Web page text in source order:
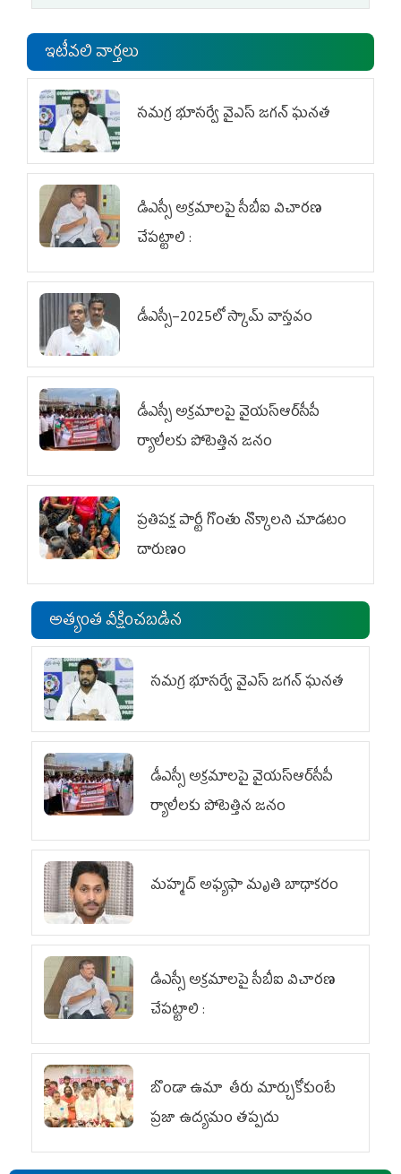
ఇటీవలి వార్తలు
స‌మ‌గ్ర భూస‌ర్వే వైఎస్ జ‌గ‌న్ ఘ‌న‌త
డిఎస్సీ అక్రమాలపై సీబీఐ విచారణ
చేపట్టాలి :
డీఎస్సీ–2025లో స్కామ్‌ వాస్తవం
డీఎస్సీ అక్రమాలపై వైయ‌స్ఆర్‌సీపీ
ర్యాలీలకు పోటెత్తిన జనం
ప్రతిపక్ష పార్టీ గొంతు నొక్కాలని చూడటం
దారుణం
అత్యంత వీక్షించబడిన
స‌మ‌గ్ర భూస‌ర్వే వైఎస్ జ‌గ‌న్ ఘ‌న‌త
డీఎస్సీ అక్రమాలపై వైయ‌స్ఆర్‌సీపీ
ర్యాలీలకు పోటెత్తిన జనం
మహ్మద్‌ అఫ్యఫా మృతి బాధాకరం
డిఎస్సీ అక్రమాలపై సీబీఐ విచారణ
చేపట్టాలి :
బొండా ఉమా తీరు మార్చుకోకుంటే
ప్రజా ఉద్యమం తప్పదు